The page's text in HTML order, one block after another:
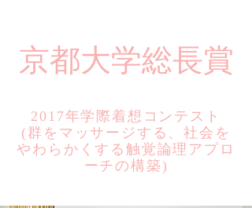
​京都大学総長賞
2017年学際着想コンテスト
​(群をマッサージする、社会を
やわらかくする触覚論理アプロ
ーチの構築)